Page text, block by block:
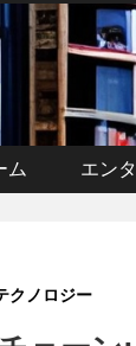
ム エン
クノロジー